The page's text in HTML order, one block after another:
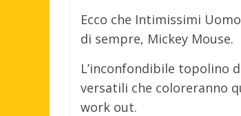
Ecco che Intimissimi
di sempre, Mickey Mouse.
L’inconfondibile topolino
versatili che coloreranno
work out.